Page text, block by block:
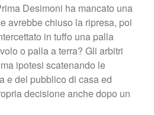
Desimoni ha mancato una
avrebbe chiuso la ripresa, poi
in tuffo una palla
o palla a terra? Gli arbitri
ipotesi scatenando le
e del pubblico di casa ed
decisione anche dopo un